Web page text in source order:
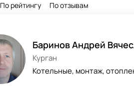
По рейтингу По отзывам
Баринов Андрей
Курган
Котельные, монтаж,